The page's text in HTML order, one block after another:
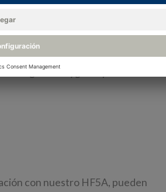
gama de sondas digitales
una precisión extraordinaria en las
Con el lanzamiento de
ventajas que ofrecen nuestras
digitales HygroClip.
con nuestro HF5A, pueden